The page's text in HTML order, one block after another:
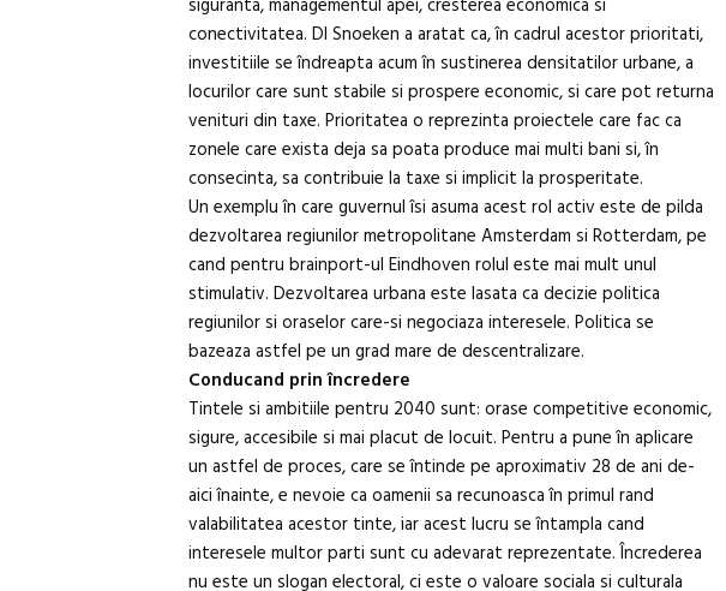
siguranta, managementul apei, cresterea economica si
conectivitatea. Dl Snoeken a aratat ca, în cadrul acestor prioritati,
investitiile se îndreapta acum în sustinerea densitatilor urbane, a
locurilor care sunt stabile si prospere economic, si care pot returna
venituri din taxe. Prioritatea o reprezinta proiectele care fac ca
zonele care exista deja sa poata produce mai multi bani si, în
consecinta, sa contribuie la taxe si implicit la prosperitate.
Un exemplu în care guvernul îsi asuma acest rol activ este de pilda
dezvoltarea regiunilor metropolitane Amsterdam si Rotterdam, pe
cand pentru brainport-ul Eindhoven rolul este mai mult unul
stimulativ. Dezvoltarea urbana este lasata ca decizie politica
regiunilor si oraselor care-si negociaza interesele. Politica se
bazeaza astfel pe un grad mare de descentralizare.
Conducand prin încredere
Tintele si ambitiile pentru 2040 sunt: orase competitive economic,
sigure, accesibile si mai placut de locuit. Pentru a pune în aplicare
un astfel de proces, care se întinde pe aproximativ 28 de ani de-
aici înainte, e nevoie ca oamenii sa recunoasca în primul rand
valabilitatea acestor tinte, iar acest lucru se întampla cand
interesele multor parti sunt cu adevarat reprezentate. Încrederea
nu este un slogan electoral, ci este o valoare sociala si culturala